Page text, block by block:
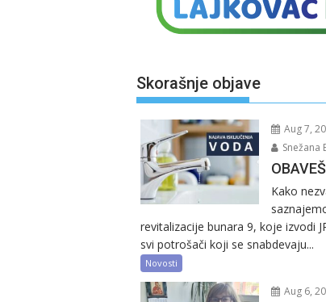
Skorašnje objave
Aug 7,
Snežana
Kako
revitalizacije bunara 9, koje izvodi
svi potrošači koji se snabdevaju...
Novosti
Aug 6,